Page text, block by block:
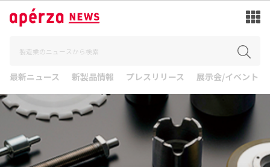
最新ニュース 新製品情報 プレスリリース 展示会/イベント